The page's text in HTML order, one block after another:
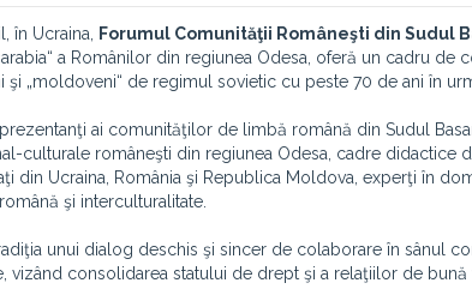
în Ucraina, Forumul Comunităţii Româneşti din Sudul
a Românilor din regiunea Odesa, oferă un cadru de
şi „moldoveni“ de regimul sovietic cu peste 70 de ani în
ai comunităţilor de limbă română din Sudul
culturale româneşti din regiunea Odesa, cadre didactice
din Ucraina, România şi Republica Moldova, experţi în
şi interculturalitate.
unui dialog deschis şi sincer de colaborare în sânul
consolidarea statului de drept şi a relaţiilor de bună